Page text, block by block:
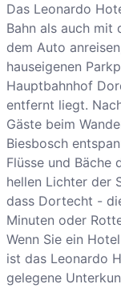
Das Leonardo
Bahn als auch mit
dem Auto
hauseigenen
Hauptbahnhof
entfernt liegt.
Gäste beim
Biesbosch
Flüsse und Bäche
hellen Lichter der
dass Dortecht -
Minuten oder
Wenn Sie ein
ist das Leonardo
gelegene